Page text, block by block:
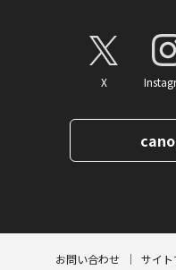
X
お問い合わせ サイ